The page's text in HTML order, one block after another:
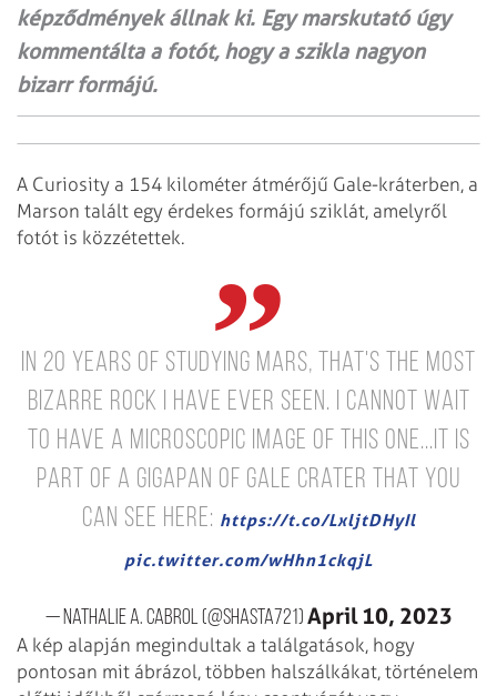
képződmények állnak ki. Egy marskutató úgy
kommentálta a fotót, hogy a szikla nagyon
bizarr formájú.
A Curiosity a 154 kilométer átmérőjű Gale-kráterben, a
Marson talált egy érdekes formájú sziklát, amelyről
fotót is közzétettek.
In 20 years of studying Mars, that's the most
bizarre rock I have ever seen. I cannot wait
to have a microscopic image of this one...It is
part of a Gigapan of Gale crater that you
can see here: https://t.co/LxljtDHyIl
pic.twitter.com/wHhn1ckqjL
— Nathalie A. Cabrol (@shasta721) April 10, 2023
A kép alapján megindultak a találgatások, hogy
pontosan mit ábrázol, többen halszálkákat, történelem